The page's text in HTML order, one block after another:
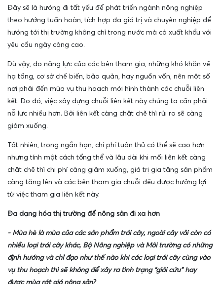
Đây sẽ là hướng đi tất yếu để phát triển ngành nông nghiệp
theo hướng tuần hoàn, tích hợp đa giá trị và chuyên nghiệp để
hướng tới thị trường không chỉ trong nước mà cả xuất khẩu với
yêu cầu ngày càng cao.
Dù vậy, do năng lực của các bên tham gia, những khó khăn về
hạ tầng, cơ sở chế biến, bảo quản, hay nguồn vốn, nên một số
nơi phải đến mùa vụ thu hoạch mới hình thành các chuỗi liên
kết. Do đó, việc xây dựng chuỗi liên kết này chúng ta cần phải
nỗ lực nhiều hơn. Bởi liên kết càng chặt chẽ thì rủi ro sẽ càng
giảm xuống.
Tất nhiên, trong ngắn hạn, chi phí tuân thủ có thể sẽ cao hơn
nhưng tính một cách tổng thể và lâu dài khi mối liên kết càng
chặt chẽ thì chi phí càng giảm xuống, giá trị gia tăng sản phẩm
càng tăng lên và các bên tham gia chuỗi đều được hưởng lợi
từ việc tham gia liên kết này.
Đa dạng hóa thị trường để nông sản đi xa hơn
- Mùa hè là mùa của các sản phẩm trái cây, ngoài cây vải còn có
nhiều loại trái cây khác, Bộ Nông nghiệp và Môi trường có những
định hướng và chỉ đạo như thế nào khi các loại trái cây cùng vào
vụ thu hoạch thì sẽ không để xảy ra tình trạng “giải cứu” hay
được mùa rớt giá nông sản?